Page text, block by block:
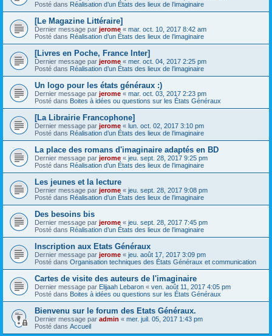
Posté dans Réalisation d’un États des lieux de l’imaginaire
[Le Magazine Littéraire]
Dernier message par jerome « mar. oct. 10, 2017 8:42 am
Posté dans Réalisation d’un États des lieux de l’imaginaire
[Livres en Poche, France Inter]
Dernier message par jerome « mer. oct. 04, 2017 2:25 pm
Posté dans Réalisation d’un États des lieux de l’imaginaire
Un logo pour les états généraux :)
Dernier message par jerome « mar. oct. 03, 2017 2:23 pm
Posté dans Boites à idées ou questions sur les États Généraux
[La Librairie Francophone]
Dernier message par jerome « lun. oct. 02, 2017 3:10 pm
Posté dans Réalisation d’un États des lieux de l’imaginaire
La place des romans d'imaginaire adaptés en BD
Dernier message par jerome « jeu. sept. 28, 2017 9:25 pm
Posté dans Réalisation d’un États des lieux de l’imaginaire
Les jeunes et la lecture
Dernier message par jerome « jeu. sept. 28, 2017 9:08 pm
Posté dans Réalisation d’un États des lieux de l’imaginaire
Des besoins bis
Dernier message par jerome « jeu. sept. 28, 2017 7:45 pm
Posté dans Réalisation d’un États des lieux de l’imaginaire
Inscription aux Etats Généraux
Dernier message par jerome « jeu. août 17, 2017 3:09 pm
Posté dans Organisation techniques des États Généraux et communication
Cartes de visite des auteurs de l'imaginaire
Dernier message par Elijaah Lebaron « ven. août 11, 2017 4:05 pm
Posté dans Boites à idées ou questions sur les États Généraux
Bienvenu sur le forum des Etats Généraux.
Dernier message par admin « mer. juil. 05, 2017 1:43 pm
Posté dans Accueil